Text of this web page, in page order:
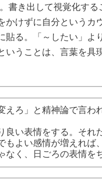
書き出して視覚化す
かけずに自分というカ
貼る。
「～したい」
いうことは、言葉を具
えろ」と精神論で言
良い表情をする。それ
もよい感情が増えれば
なく、日ごろの表情を